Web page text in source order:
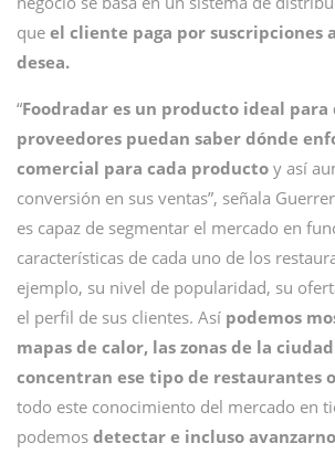
que el cliente paga por suscripciones
desea.
“Foodradar es un producto ideal para
proveedores puedan saber dónde
comercial para cada producto y así
conversión en sus ventas”, señala
es capaz de segmentar el mercado en
características de cada uno de los
ejemplo, su nivel de popularidad, su
el perfil de sus clientes. Así podemos
mapas de calor, las zonas de la
concentran ese tipo de restaurantes
todo este conocimiento del mercado en
podemos detectar e incluso